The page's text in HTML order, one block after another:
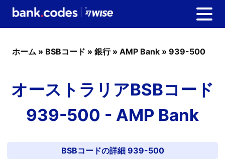
ホーム » BSBコード » 銀行» AMP Bank » 939-500
オーストラリアBSBコード
939-500 - AMP Bank
BSBコードの詳細 939-500